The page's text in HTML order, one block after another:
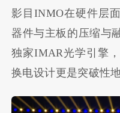
影目INMO在硬件层
器件与主板的压缩与
独家IMAR光学引擎
换电设计更是突破性